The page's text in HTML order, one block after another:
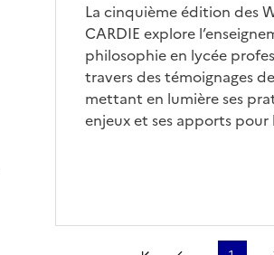
Corps
La cinquième édition des
CARDIE explore
philosophie en lycée
travers des témoignages
mettant en lumière ses
enjeux et ses apports pour